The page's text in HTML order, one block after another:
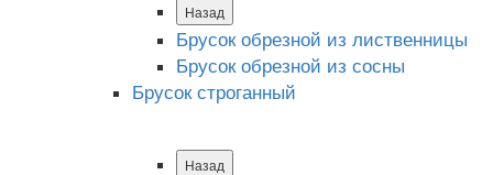
Назад
Брусок обрезной из лиственницы
Брусок обрезной из сосны
Брусок строганный
Назад